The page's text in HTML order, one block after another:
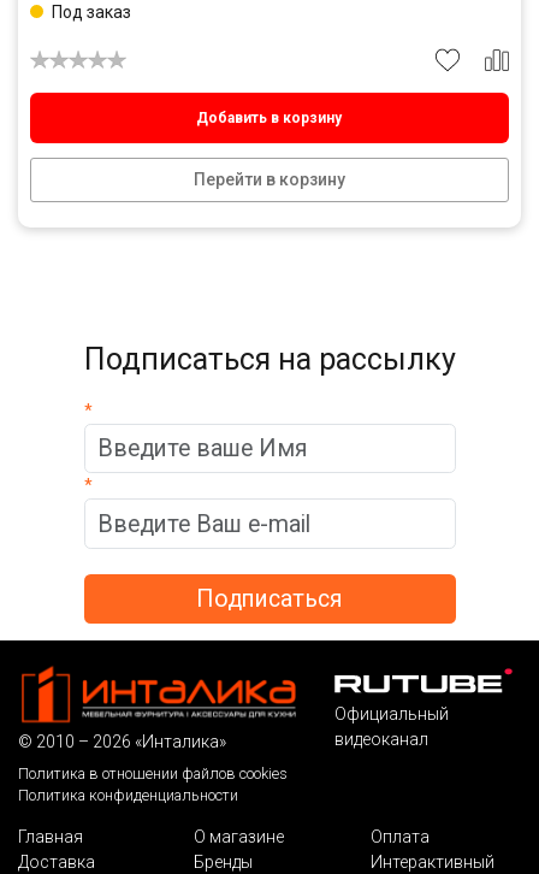
Добавить в корзину
Перейти в корзину
Под заказ
Подписаться на рассылку
*
*
© 2010 – 2026 «Инталика»
Политика в отношении файлов cookies
Политика конфиденциальности
Официальный
видеоканал
Главная О магазине
Оплата
Доставка
Бренды Интерактивный